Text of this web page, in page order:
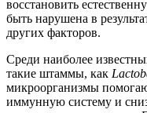
восстановить
быть нарушена в
других факторов.
Среди наиболее
такие штаммы, как
микроорганизмы
иммунную систему и